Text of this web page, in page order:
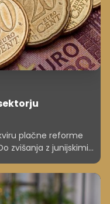
plačne reforme
zvišanja z junijskimi
julija, je upravičena
tisti, ki so končne
v lanskem